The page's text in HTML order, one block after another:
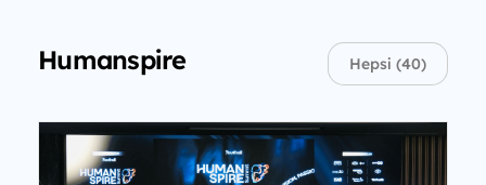
Humanspire Hepsi (40)